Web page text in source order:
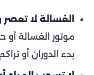
الغسالة لا تعصر
موتور الغسالة أو
بدء الدوران أو